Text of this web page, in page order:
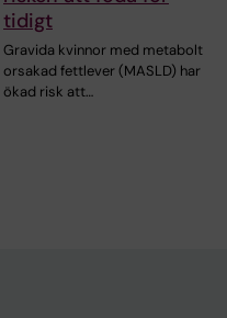
tidigt
Gravida kvinnor med metabolt
orsakad fettlever (MASLD) har
ökad risk att…